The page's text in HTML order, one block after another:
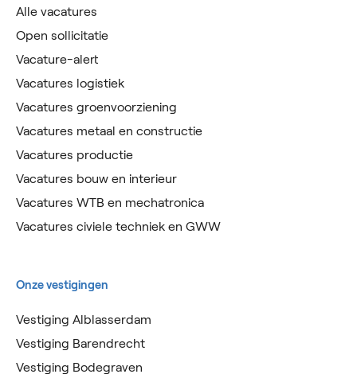
Alle vacatures
Open sollicitatie
Vacature-alert
Vacatures logistiek
Vacatures groenvoorziening
Vacatures metaal en constructie
Vacatures productie
Vacatures bouw en interieur
Vacatures WTB en mechatronica
Vacatures civiele techniek en GWW
Onze vestigingen
Vestiging Alblasserdam
Vestiging Barendrecht
Vestiging Bodegraven